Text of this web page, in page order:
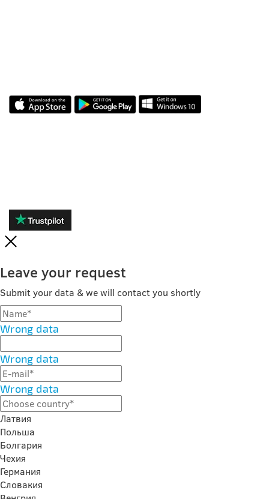
Leave your request
Submit your data & we will contact you shortly
Wrong data
Wrong data
Wrong data
Латвия
Польша
Болгария
Чехия
Германия
Словакия